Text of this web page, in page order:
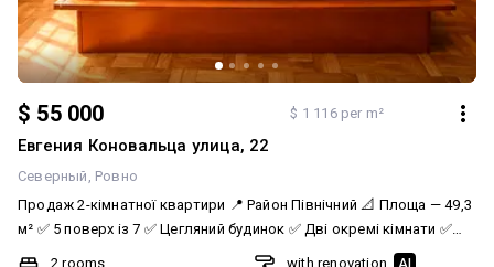
$ 55 000 $ 1 116 per m²
Евгения Коновальца улица, 22
Северный Ровно
Продаж 2-кімнатної квартири 📍 Район Північний 📐 Площа — 49,3
м² ✅ 5 поверх із 7 ✅ Цегляний будинок ✅ Дві окремі кімнати ✅
Роздільний санвузол ✅ Просторий балкон ✅ Централізоване
2 rooms
with renovation AI